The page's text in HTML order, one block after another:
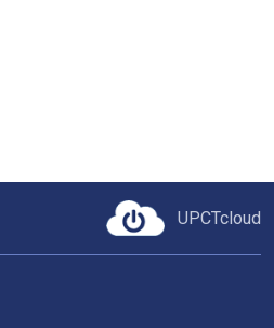
UPCTcloud